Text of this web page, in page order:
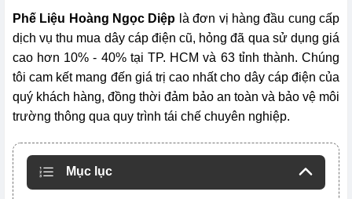
Phế Liệu Hoàng Ngọc Diệp là đơn vị hàng đầu cung cấp
dịch vụ thu mua dây cáp điện cũ, hỏng đã qua sử dụng giá
cao hơn 10% - 40% tại TP. HCM và 63 tỉnh thành. Chúng
tôi cam kết mang đến giá trị cao nhất cho dây cáp điện của
quý khách hàng, đồng thời đảm bảo an toàn và bảo vệ môi
trường thông qua quy trình tái chế chuyên nghiệp.
Mục lục